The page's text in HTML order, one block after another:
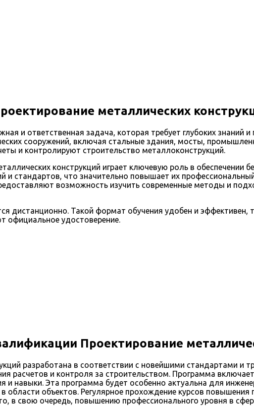
металлических
и ответственная задача, которая требует глубоких знаний
сооружений, включая стальные здания, мосты,
и контролируют строительство металлоконструкций.
конструкций играет ключевую роль в обеспечении
и стандартов, что значительно повышает их
возможность изучить современные методы и
дистанционно. Такой формат обучения удобен и эффективен,
официальное удостоверение.
Проектирование
разработана в соответствии с новейшими стандартами и
расчетов и контроля за строительством. Программа включает
и навыки. Эта программа будет особенно актуальна для
области объектов. Регулярное прохождение курсов
в свою очередь, повышению профессионального уровня в